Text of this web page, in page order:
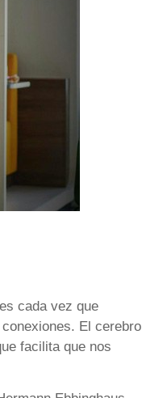
cada vez que
El cerebro
facilita que nos